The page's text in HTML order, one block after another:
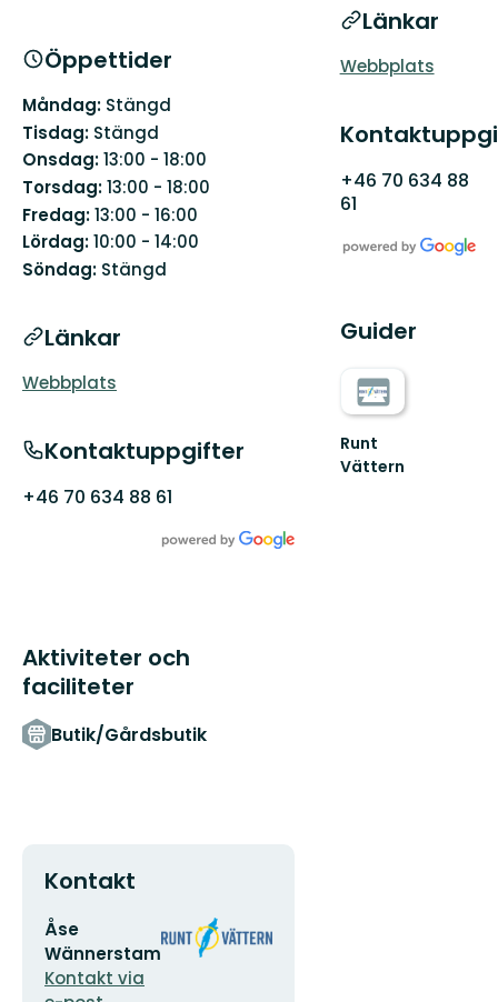
Öppettider
Måndag: Stängd
Tisdag: Stängd
Onsdag:13:00 - 18:00
Torsdag:13:00 - 18:00
Fredag:13:00 - 16:00
Lördag:10:00 - 14:00
Söndag: Stängd
Länkar
Webbplats
Kontaktuppgifter
+46 70 634 88 61
Aktiviteter och
faciliteter
Butik/Gårdsbutik
Kontakt
E-
postadress
Åse
Wännerstam
Kontakt via
Organisationens
logotyp
Länkar
Webbplats
+46 70 634 88
61
Guider
Runt
Vättern